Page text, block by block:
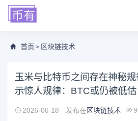
首页 > 区块链技术
玉米与比特币之间存在神秘
示惊人规律：BTC或仍被低估
2026-06-18 发布在区块链技术